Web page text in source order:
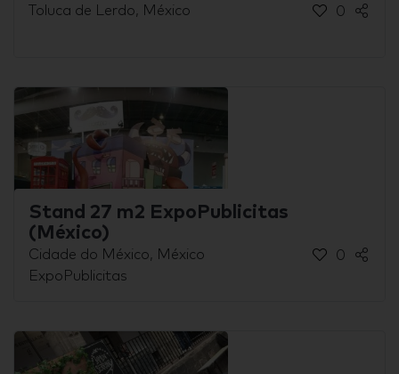
Toluca de Lerdo, México 0
Stand 27 m2 ExpoPublicitas
(México)
Cidade do México, México
ExpoPublicitas
0